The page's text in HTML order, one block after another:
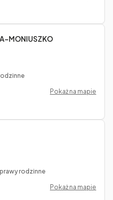
MONIUSZKO
Pokaż na mapie
rodzinne
Pokaż na mapie